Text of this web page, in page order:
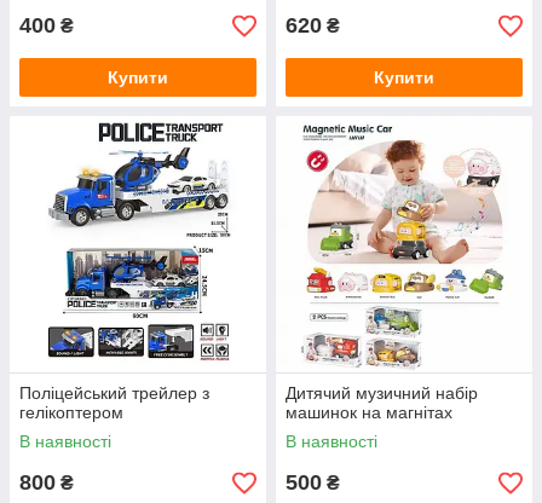
400 ₴
Купити
620 ₴
Купити
Поліцейський трейлер з
гелікоптером
В наявності
800 ₴
Дитячий музичний набір
машинок на магнітах
В наявності
500 ₴